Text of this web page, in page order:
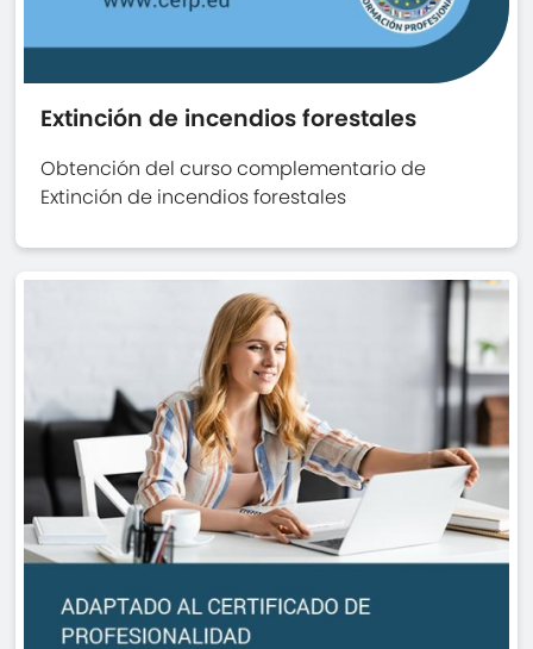
Extinción de incendios forestales
Obtención del curso complementario de
Extinción de incendios forestales